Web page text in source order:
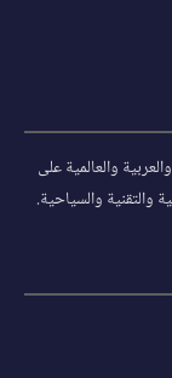
والعالمية على
والتقنية والسياحية.